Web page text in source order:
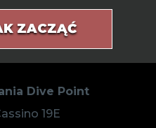
ZACZĄĆ
Dive Point
19E